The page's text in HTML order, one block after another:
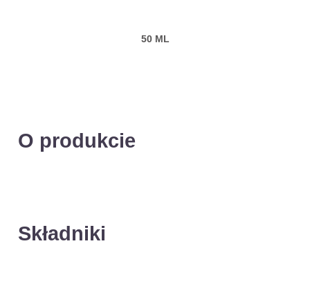
50 ML
O produkcie
Składniki